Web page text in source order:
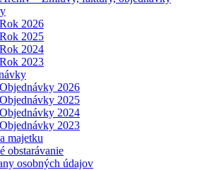
Rok 2026
Rok 2025
Rok 2024
Rok 2023
Objednávky 2026
Objednávky 2025
Objednávky 2024
Objednávky 2023
majetku
obstarávanie
osobných údajov